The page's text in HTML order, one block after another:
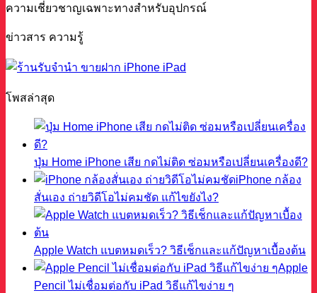
ความเชี่ยวชาญเฉพาะทางสำหรับอุปกรณ์
ข่าวสาร ความรู้
โพสล่าสุด
ปุ่ม Home iPhone เสีย กดไม่ติด ซ่อมหรือเปลี่ยนเครื่องดี?
iPhone กล้อง
สั่นเอง ถ่ายวิดีโอไม่คมชัด แก้ไขยังไง?
Apple Watch แบตหมดเร็ว? วิธีเช็กและแก้ปัญหาเบื้องต้น
Apple
Pencil ไม่เชื่อมต่อกับ iPad วิธีแก้ไขง่าย ๆ